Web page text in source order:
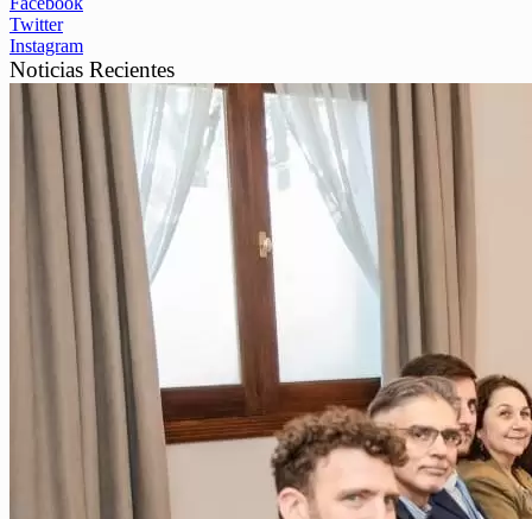
Twitter
Instagram
Noticias Recientes